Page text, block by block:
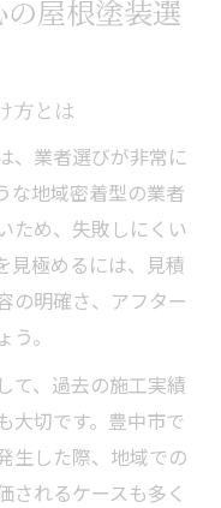
屋根塗装選
方とは
、業者選びが非常に
な地域密着型の業者
ため、失敗しにくい
見極めるには、見積
の明確さ、アフター
。
て、過去の施工実績
大切です。豊中市で
生した際、地域での
されるケースも多く